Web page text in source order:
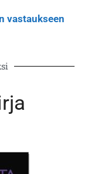
vastaukseen